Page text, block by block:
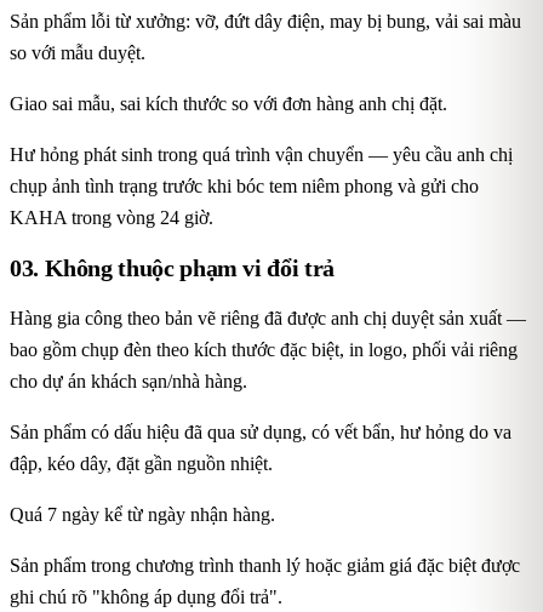
Sản phẩm lỗi từ xưởng: vỡ, đứt dây điện, may bị bung, vải sai màu
so với mẫu duyệt.
Giao sai mẫu, sai kích thước so với đơn hàng anh chị đặt.
Hư hỏng phát sinh trong quá trình vận chuyển — yêu cầu anh chị
chụp ảnh tình trạng trước khi bóc tem niêm phong và gửi cho
KAHA trong vòng 24 giờ.
03. Không thuộc phạm vi đổi trả
Hàng gia công theo bản vẽ riêng đã được anh chị duyệt sản xuất —
bao gồm chụp đèn theo kích thước đặc biệt, in logo, phối vải riêng
cho dự án khách sạn/nhà hàng.
Sản phẩm có dấu hiệu đã qua sử dụng, có vết bẩn, hư hỏng do va
đập, kéo dây, đặt gần nguồn nhiệt.
Quá 7 ngày kể từ ngày nhận hàng.
Sản phẩm trong chương trình thanh lý hoặc giảm giá đặc biệt được
ghi chú rõ "không áp dụng đổi trả".